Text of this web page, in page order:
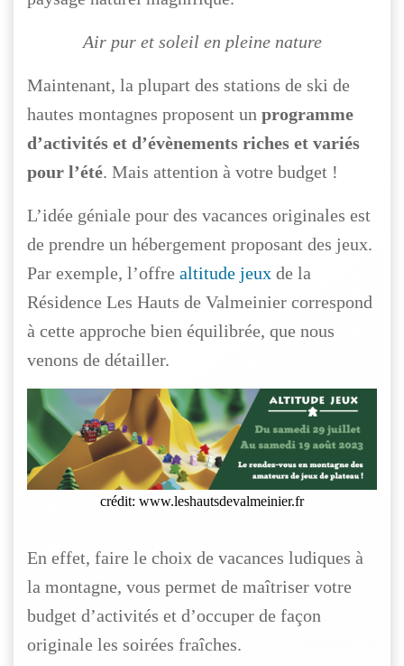
Air pur et soleil en pleine nature
Maintenant, la plupart des stations de ski de
hautes montagnes proposent un programme
d’activités et d’évènements riches et variés
pour l’été. Mais attention à votre budget !
L’idée géniale pour des vacances originales est
de prendre un hébergement proposant des jeux.
Par exemple, l’offre altitude jeux de la
Résidence Les Hauts de Valmeinier correspond
à cette approche bien équilibrée, que nous
venons de détailler.
crédit: www.leshautsdevalmeinier.fr
En effet, faire le choix de vacances ludiques à
la montagne, vous permet de maîtriser votre
budget d’activités et d’occuper de façon
originale les soirées fraîches.